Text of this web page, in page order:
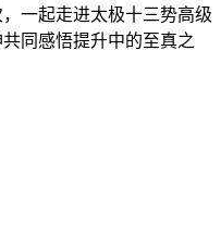
一起走进太极十三势高级
同感悟提升中的至真之